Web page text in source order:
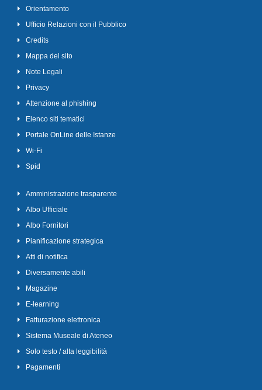
Orientamento
Ufficio Relazioni con il Pubblico
Credits
Mappa del sito
Note Legali
Privacy
Attenzione al phishing
Elenco siti tematici
Portale OnLine delle Istanze
Wi-Fi
Spid
Amministrazione trasparente
Albo Ufficiale
Albo Fornitori
Pianificazione strategica
Atti di notifica
Diversamente abili
Magazine
E-learning
Fatturazione elettronica
Sistema Museale di Ateneo
Solo testo / alta leggibilità
Pagamenti